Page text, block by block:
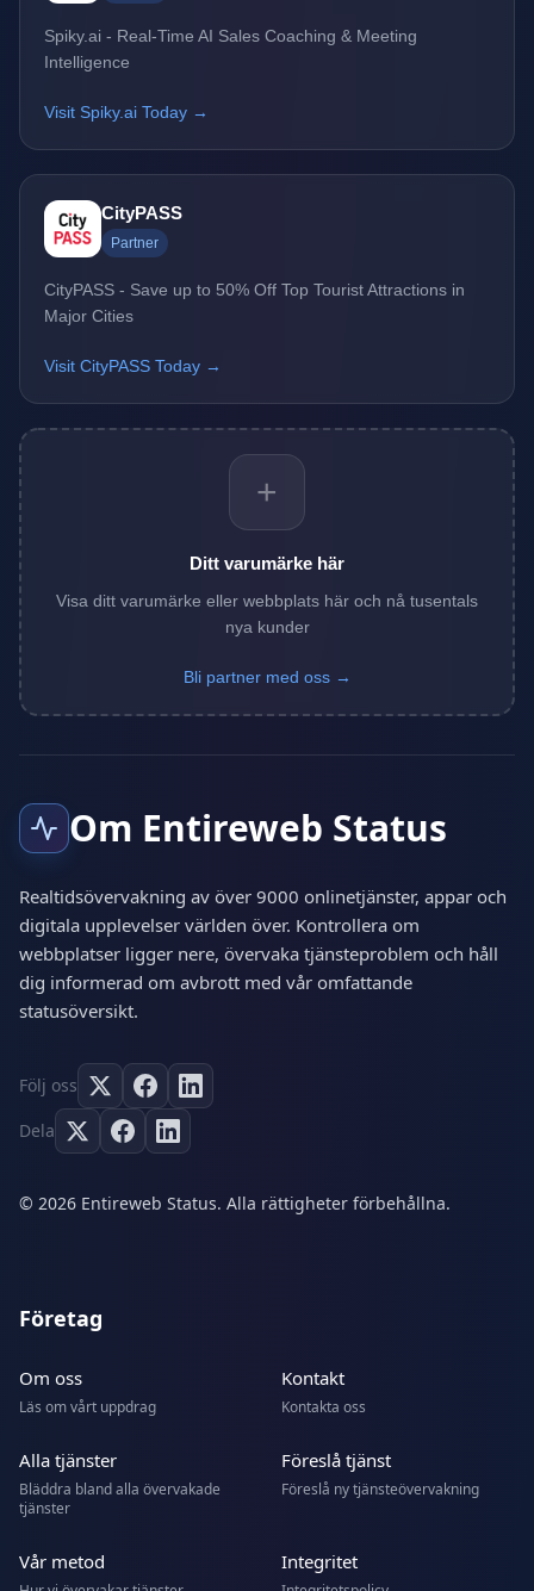
Spiky.ai - Real-Time AI Sales Coaching & Meeting
Intelligence
Visit Spiky.ai Today →
CityPASS
Partner
CityPASS - Save up to 50% Off Top Tourist Attractions in
Major Cities
Visit CityPASS Today →
+
Ditt varumärke här
Visa ditt varumärke eller webbplats här och nå tusentals
nya kunder
Bli partner med oss →
Om Entireweb Status
Realtidsövervakning av över 9000 onlinetjänster, appar och
digitala upplevelser världen över. Kontrollera om
webbplatser ligger nere, övervaka tjänsteproblem och håll
dig informerad om avbrott med vår omfattande
statusöversikt.
Följ oss
Dela
© 2026 Entireweb Status. Alla rättigheter förbehållna.
Företag
Om oss
Läs om vårt uppdrag
Kontakt
Kontakta oss
Alla tjänster
Bläddra bland alla övervakade
tjänster
Föreslå tjänst
Föreslå ny tjänsteövervakning
Vår metod Integritet